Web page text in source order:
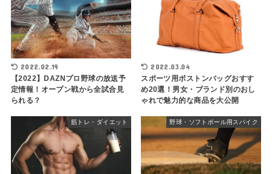
2022.02.19
【2022】DAZNプロ野球の放送予
定情報！オープン戦から全試合見
られる？
2022.03.04
スポーツ用ボストンバッグおすす
め20選！男女・ブランド別のおし
ゃれで魅力的な商品を大公開
筋トレ・ダイエット 野球・ソフトボール用スパイク